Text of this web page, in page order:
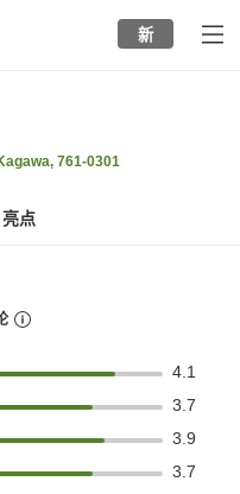
新
761-0301
亮点
4.1
3.7
3.9
3.7